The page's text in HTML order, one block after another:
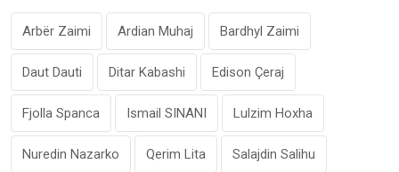
Arbër Zaimi Ardian Muhaj Bardhyl Zaimi
Daut Dauti Ditar Kabashi Edison Çeraj
Fjolla Spanca Ismail SINANI Lulzim Hoxha
Nuredin Nazarko Qerim Lita Salajdin Salihu